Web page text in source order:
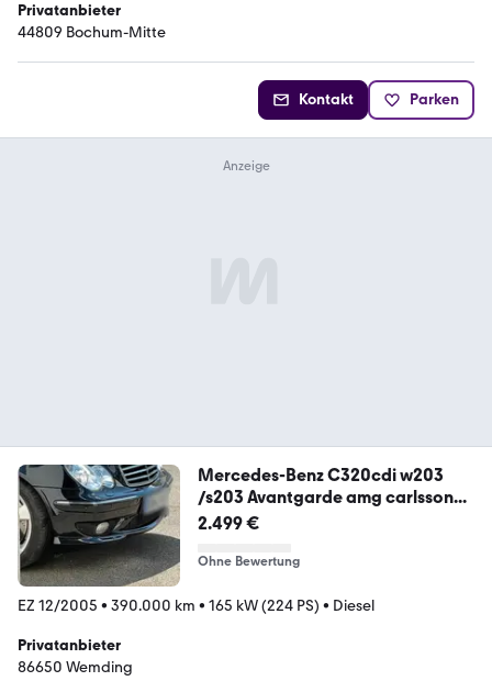
Privatanbieter
44809 Bochum-Mitte
Kontakt Parken
Mercedes-Benz C320cdi w203
/s203 Avantgarde amg carlsson...
2.499 €
Ohne Bewertung
EZ 12/2005 • 390.000 km • 165 kW (224 PS) • Diesel
Privatanbieter
86650 Wemding